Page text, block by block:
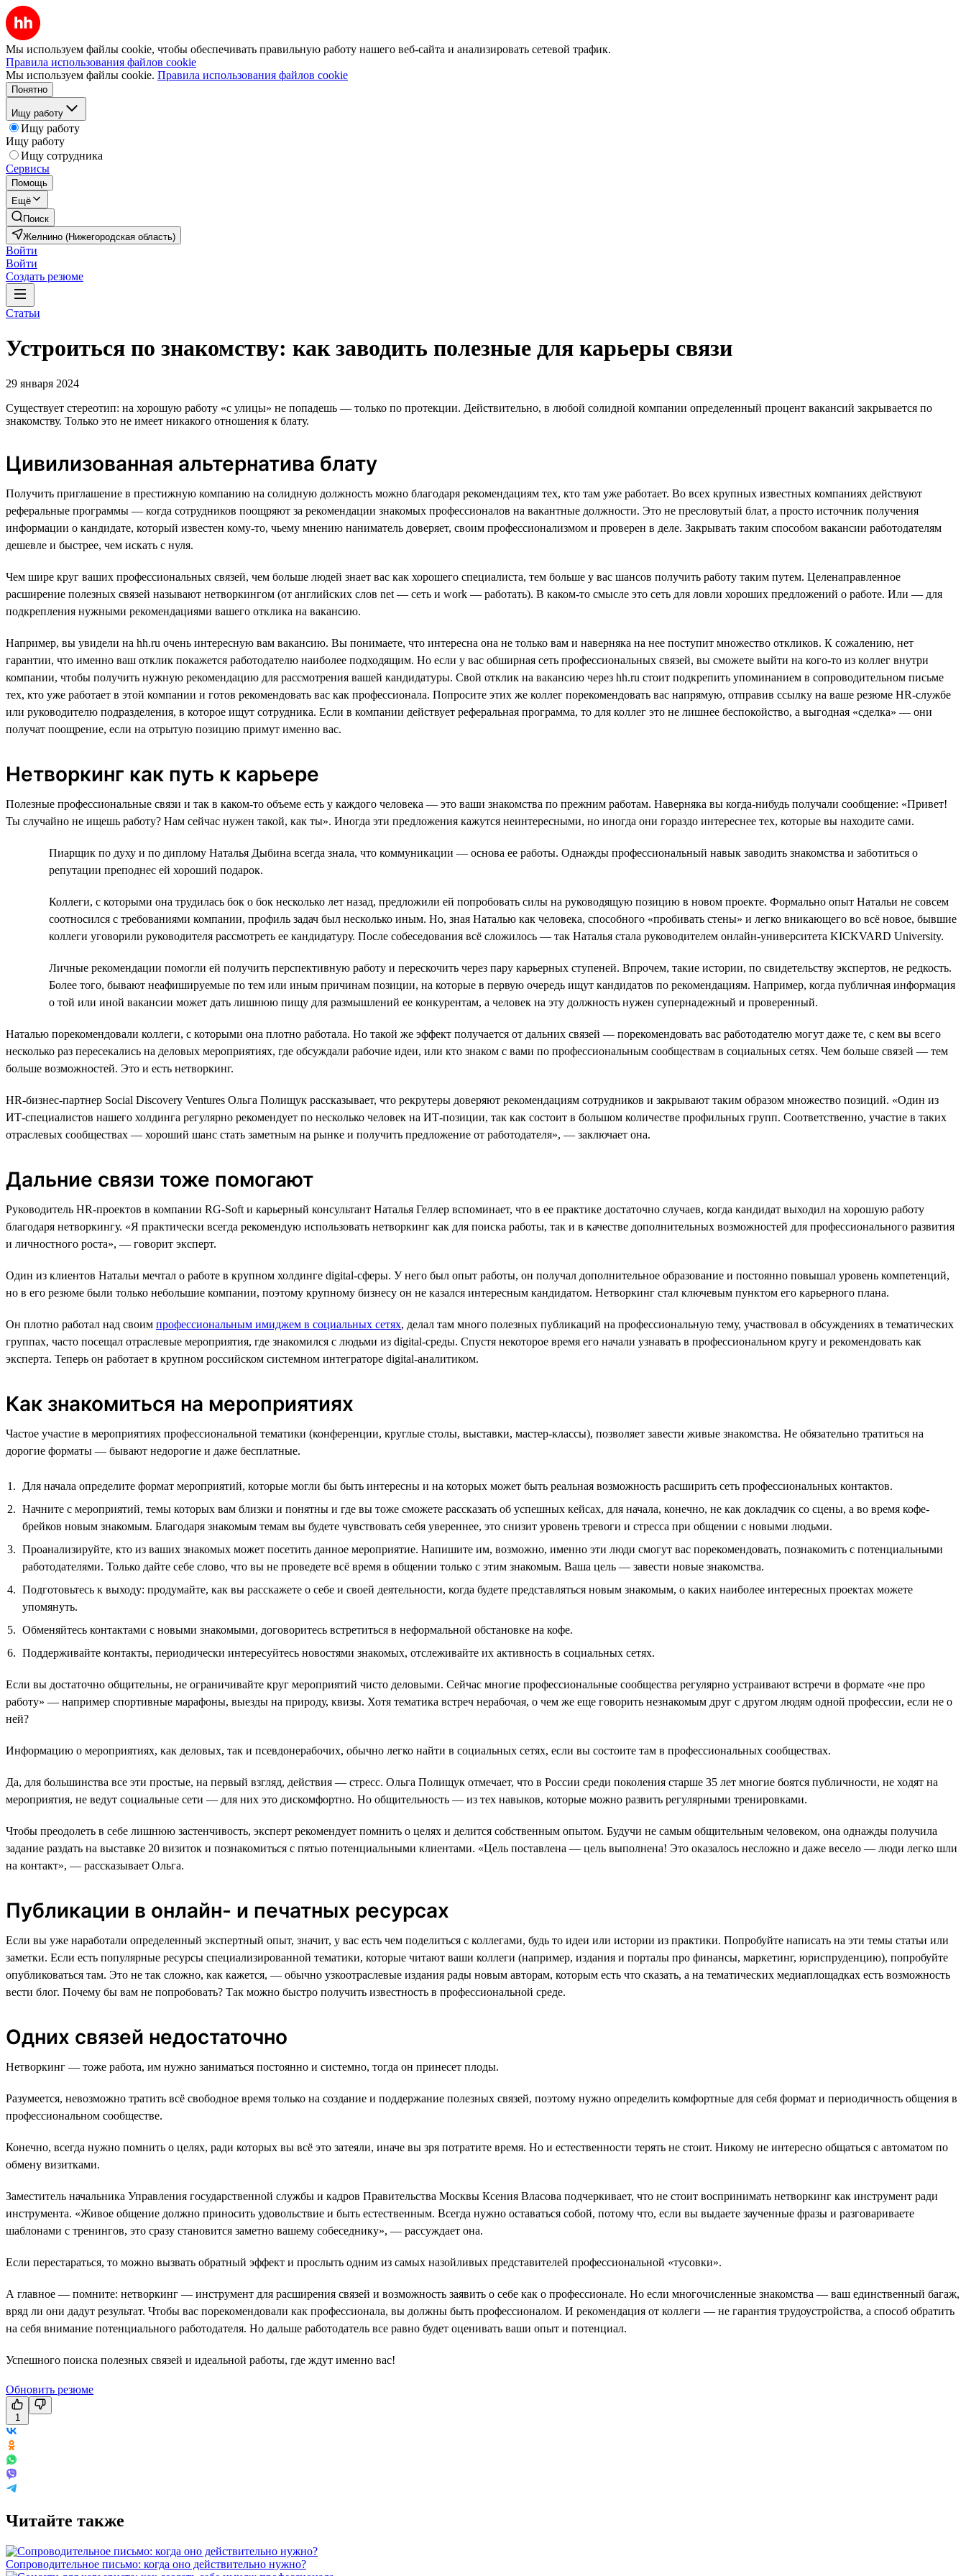
Мы используем файлы cookie, чтобы обеспечивать правильную работу нашего веб-сайта и анализировать сетевой трафик.
Правила использования файлов cookie
Мы используем файлы cookie. Правила использования файлов cookie
Понятно
Ищу работу
Ищу работу
Ищу работу
Ищу сотрудника
Сервисы
Помощь
Ещё
Поиск
Желнино (Нижегородская область)
Войти
Войти
Создать резюме
Статьи
Устроиться по знакомству: как заводить полезные для карьеры связи
29 января 2024
Существует стереотип: на хорошую работу «с улицы» не попадешь — только по протекции. Действительно, в любой солидной компании определенный процент вакансий закрывается по
знакомству. Только это не имеет никакого отношения к блату.
Цивилизованная альтернатива блату
Получить приглашение в престижную компанию на солидную должность можно благодаря рекомендациям тех, кто там уже работает. Во всех крупных известных компаниях действуют
реферальные программы — когда сотрудников поощряют за рекомендации знакомых профессионалов на вакантные должности. Это не пресловутый блат, а просто источник получения
информации о кандидате, который известен кому-то, чьему мнению наниматель доверяет, своим профессионализмом и проверен в деле. Закрывать таким способом вакансии работодателям
дешевле и быстрее, чем искать с нуля.
Чем шире круг ваших профессиональных связей, чем больше людей знает вас как хорошего специалиста, тем больше у вас шансов получить работу таким путем. Целенаправленное
расширение полезных связей называют нетворкингом (от английских слов net — сеть и work — работать). В каком-то смысле это сеть для ловли хороших предложений о работе. Или — для
подкрепления нужными рекомендациями вашего отклика на вакансию.
Например, вы увидели на hh.ru очень интересную вам вакансию. Вы понимаете, что интересна она не только вам и наверняка на нее поступит множество откликов. К сожалению, нет
гарантии, что именно ваш отклик покажется работодателю наиболее подходящим. Но если у вас обширная сеть профессиональных связей, вы сможете выйти на кого-то из коллег внутри
компании, чтобы получить нужную рекомендацию для рассмотрения вашей кандидатуры. Свой отклик на вакансию через hh.ru стоит подкрепить упоминанием в сопроводительном письме
тех, кто уже работает в этой компании и готов рекомендовать вас как профессионала. Попросите этих же коллег порекомендовать вас напрямую, отправив ссылку на ваше резюме HR-службе
или руководителю подразделения, в которое ищут сотрудника. Если в компании действует реферальная программа, то для коллег это не лишнее беспокойство, а выгодная «сделка» — они
получат поощрение, если на отрытую позицию примут именно вас.
Нетворкинг как путь к карьере
Полезные профессиональные связи и так в каком-то объеме есть у каждого человека — это ваши знакомства по прежним работам. Наверняка вы когда-нибудь получали сообщение: «Привет!
Ты случайно не ищешь работу? Нам сейчас нужен такой, как ты». Иногда эти предложения кажутся неинтересными, но иногда они гораздо интереснее тех, которые вы находите сами.
Пиарщик по духу и по диплому Наталья Дыбина всегда знала, что коммуникации — основа ее работы. Однажды профессиональный навык заводить знакомства и заботиться о
репутации преподнес ей хороший подарок.
Коллеги, с которыми она трудилась бок о бок несколько лет назад, предложили ей попробовать силы на руководящую позицию в новом проекте. Формально опыт Натальи не совсем
соотносился с требованиями компании, профиль задач был несколько иным. Но, зная Наталью как человека, способного «пробивать стены» и легко вникающего во всё новое, бывшие
коллеги уговорили руководителя рассмотреть ее кандидатуру. После собеседования всё сложилось — так Наталья стала руководителем онлайн-университета KICKVARD University.
Личные рекомендации помогли ей получить перспективную работу и перескочить через пару карьерных ступеней. Впрочем, такие истории, по свидетельству экспертов, не редкость.
Более того, бывают неафишируемые по тем или иным причинам позиции, на которые в первую очередь ищут кандидатов по рекомендациям. Например, когда публичная информация
о той или иной вакансии может дать лишнюю пищу для размышлений ее конкурентам, а человек на эту должность нужен супернадежный и проверенный.
Наталью порекомендовали коллеги, с которыми она плотно работала. Но такой же эффект получается от дальних связей — порекомендовать вас работодателю могут даже те, с кем вы всего
несколько раз пересекались на деловых мероприятиях, где обсуждали рабочие идеи, или кто знаком с вами по профессиональным сообществам в социальных сетях. Чем больше связей — тем
больше возможностей. Это и есть нетворкинг.
HR-бизнес-партнер Social Discovery Ventures Ольга Полищук рассказывает, что рекрутеры доверяют рекомендациям сотрудников и закрывают таким образом множество позиций. «Один из
ИТ-специалистов нашего холдинга регулярно рекомендует по несколько человек на ИТ-позиции, так как состоит в большом количестве профильных групп. Соответственно, участие в таких
отраслевых сообществах — хороший шанс стать заметным на рынке и получить предложение от работодателя», — заключает она.
Дальние связи тоже помогают
Руководитель HR-проектов в компании RG-Soft и карьерный консультант Наталья Геллер вспоминает, что в ее практике достаточно случаев, когда кандидат выходил на хорошую работу
благодаря нетворкингу. «Я практически всегда рекомендую использовать нетворкинг как для поиска работы, так и в качестве дополнительных возможностей для профессионального развития
и личностного роста», — говорит эксперт.
Один из клиентов Натальи мечтал о работе в крупном холдинге digital-сферы. У него был опыт работы, он получал дополнительное образование и постоянно повышал уровень компетенций,
но в его резюме были только небольшие компании, поэтому крупному бизнесу он не казался интересным кандидатом. Нетворкинг стал ключевым пунктом его карьерного плана.
Он плотно работал над своим профессиональным имиджем в социальных сетях, делал там много полезных публикаций на профессиональную тему, участвовал в обсуждениях в тематических
группах, часто посещал отраслевые мероприятия, где знакомился с людьми из digital-среды. Спустя некоторое время его начали узнавать в профессиональном кругу и рекомендовать как
эксперта. Теперь он работает в крупном российском системном интеграторе digital-аналитиком.
Как знакомиться на мероприятиях
Частое участие в мероприятиях профессиональной тематики (конференции, круглые столы, выставки, мастер-классы), позволяет завести живые знакомства. Не обязательно тратиться на
дорогие форматы — бывают недорогие и даже бесплатные.
Для начала определите формат мероприятий, которые могли бы быть интересны и на которых может быть реальная возможность расширить сеть профессиональных контактов.
Начните с мероприятий, темы которых вам близки и понятны и где вы тоже сможете рассказать об успешных кейсах, для начала, конечно, не как докладчик со сцены, а во время кофе-
брейков новым знакомым. Благодаря знакомым темам вы будете чувствовать себя увереннее, это снизит уровень тревоги и стресса при общении с новыми людьми.
Проанализируйте, кто из ваших знакомых может посетить данное мероприятие. Напишите им, возможно, именно эти люди смогут вас порекомендовать, познакомить с потенциальными
работодателями. Только дайте себе слово, что вы не проведете всё время в общении только с этим знакомым. Ваша цель — завести новые знакомства.
Подготовьтесь к выходу: продумайте, как вы расскажете о себе и своей деятельности, когда будете представляться новым знакомым, о каких наиболее интересных проектах можете
упомянуть.
Обменяйтесь контактами с новыми знакомыми, договоритесь встретиться в неформальной обстановке на кофе.
Поддерживайте контакты, периодически интересуйтесь новостями знакомых, отслеживайте их активность в социальных сетях.
Если вы достаточно общительны, не ограничивайте круг мероприятий чисто деловыми. Сейчас многие профессиональные сообщества регулярно устраивают встречи в формате «не про
работу» — например спортивные марафоны, выезды на природу, квизы. Хотя тематика встреч нерабочая, о чем же еще говорить незнакомым друг с другом людям одной профессии, если не о
ней?
Информацию о мероприятиях, как деловых, так и псевдонерабочих, обычно легко найти в социальных сетях, если вы состоите там в профессиональных сообществах.
Да, для большинства все эти простые, на первый взгляд, действия — стресс. Ольга Полищук отмечает, что в России среди поколения старше 35 лет многие боятся публичности, не ходят на
мероприятия, не ведут социальные сети — для них это дискомфортно. Но общительность — из тех навыков, которые можно развить регулярными тренировками.
Чтобы преодолеть в себе лишнюю застенчивость, эксперт рекомендует помнить о целях и делится собственным опытом. Будучи не самым общительным человеком, она однажды получила
задание раздать на выставке 20 визиток и познакомиться с пятью потенциальными клиентами. «Цель поставлена — цель выполнена! Это оказалось несложно и даже весело — люди легко шли
на контакт», — рассказывает Ольга.
Публикации в онлайн- и печатных ресурсах
Если вы уже наработали определенный экспертный опыт, значит, у вас есть чем поделиться с коллегами, будь то идеи или истории из практики. Попробуйте написать на эти темы статьи или
заметки. Если есть популярные ресурсы специализированной тематики, которые читают ваши коллеги (например, издания и порталы про финансы, маркетинг, юриспруденцию), попробуйте
опубликоваться там. Это не так сложно, как кажется, — обычно узкоотраслевые издания рады новым авторам, которым есть что сказать, а на тематических медиаплощадках есть возможность
вести блог. Почему бы вам не попробовать? Так можно быстро получить известность в профессиональной среде.
Одних связей недостаточно
Нетворкинг — тоже работа, им нужно заниматься постоянно и системно, тогда он принесет плоды.
Разумеется, невозможно тратить всё свободное время только на создание и поддержание полезных связей, поэтому нужно определить комфортные для себя формат и периодичность общения в
профессиональном сообществе.
Конечно, всегда нужно помнить о целях, ради которых вы всё это затеяли, иначе вы зря потратите время. Но и естественности терять не стоит. Никому не интересно общаться с автоматом по
обмену визитками.
Заместитель начальника Управления государственной службы и кадров Правительства Москвы Ксения Власова подчеркивает, что не стоит воспринимать нетворкинг как инструмент ради
инструмента. «Живое общение должно приносить удовольствие и быть естественным. Всегда нужно оставаться собой, потому что, если вы выдаете заученные фразы и разговариваете
шаблонами с тренингов, это сразу становится заметно вашему собеседнику», — рассуждает она.
Если перестараться, то можно вызвать обратный эффект и прослыть одним из самых назойливых представителей профессиональной «тусовки».
А главное — помните: нетворкинг — инструмент для расширения связей и возможность заявить о себе как о профессионале. Но если многочисленные знакомства — ваш единственный багаж,
вряд ли они дадут результат. Чтобы вас порекомендовали как профессионала, вы должны быть профессионалом. И рекомендация от коллеги — не гарантия трудоустройства, а способ обратить
на себя внимание потенциального работодателя. Но дальше работодатель все равно будет оценивать ваши опыт и потенциал.
Успешного поиска полезных связей и идеальной работы, где ждут именно вас!
Обновить резюме
1
Читайте также
Сопроводительное письмо: когда оно действительно нужно?